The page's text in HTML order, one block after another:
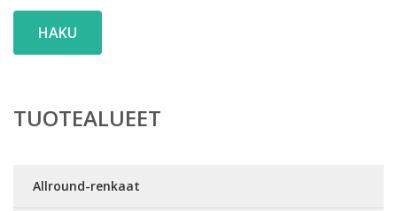
HAKU
TUOTEALUEET
Allround-renkaat